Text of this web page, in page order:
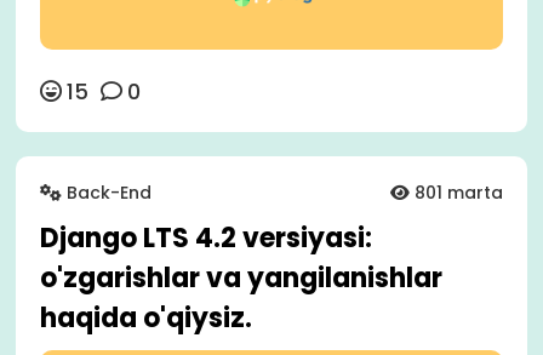
15 0
Back-End 801 marta
Django LTS 4.2 versiyasi:
o'zgarishlar va yangilanishlar
haqida o'qiysiz.